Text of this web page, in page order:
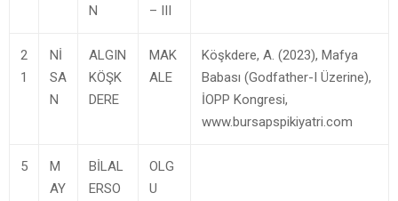
N
– III
2
1
Nİ
SA
N
ALGIN
KÖŞK
DERE
MAK
ALE
Köşkdere, A. (2023), Mafya
Babası (Godfather-I Üzerine),
İOPP Kongresi,
www.bursapspikiyatri.com
5
M
AY
BİLAL
ERSO
OLG
U